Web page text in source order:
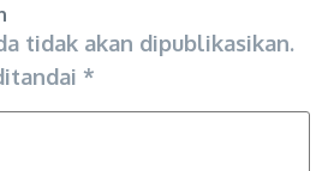
tidak akan dipublikasikan.
*